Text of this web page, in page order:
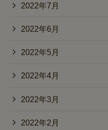
2022年7月
2022年6月
2022年5月
2022年4月
2022年3月
2022年2月